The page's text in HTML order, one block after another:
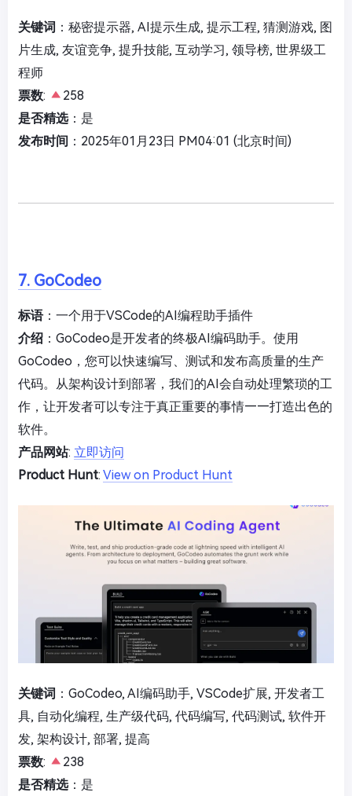
关键词 ：秘密提示器, AI提示生成, 提示工程, 猜测游戏, 图
片生成, 友谊竞争, 提升技能, 互动学习, 领导榜, 世界级工
程师
票数:
258
是否精选：是
发布时间 ：2025年01月23日 PM04:01 (北京时间)
7. GoCodeo
标语：一个用于VSCode的AI编程助手插件
介绍 ：GoCodeo是开发者的终极AI编码助手。使用
GoCodeo，您可以快速编写、测试和发布高质量的生产
代码。从架构设计到部署，我们的AI会自动处理繁琐的工
作，让开发者可以专注于真正重要的事情——打造出色的
软件。
产品网站: 立即访问
Product Hunt: View on Product Hunt
关键词 ：GoCodeo, AI编码助手, VSCode扩展, 开发者工
具, 自动化编程, 生产级代码, 代码编写, 代码测试, 软件开
发, 架构设计, 部署, 提高
票数:
238
是否精选：是